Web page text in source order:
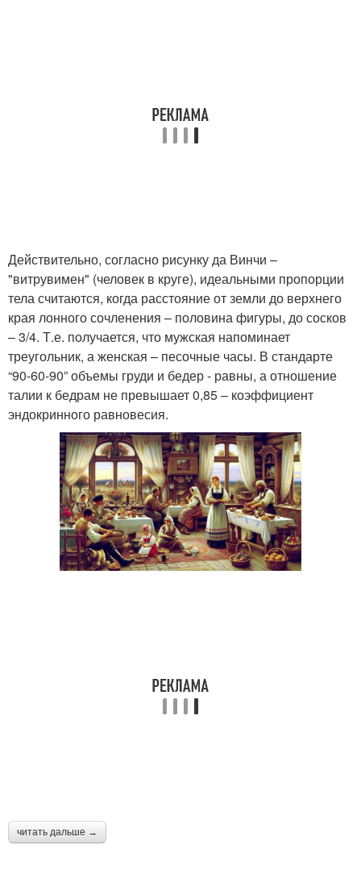
Действительно, согласно рисунку да Винчи –
"витрувимен" (человек в круге), идеальными пропорции
тела считаются, когда расстояние от земли до верхнего
края лонного сочленения – половина фигуры, до сосков
– 3/4. Т.е. получается, что мужская напоминает
треугольник, а женская – песочные часы. В стандарте
“90-60-90” объемы груди и бедер - равны, а отношение
талии к бедрам не превышает 0,85 – коэффициент
эндокринного равновесия.
читать дальше →